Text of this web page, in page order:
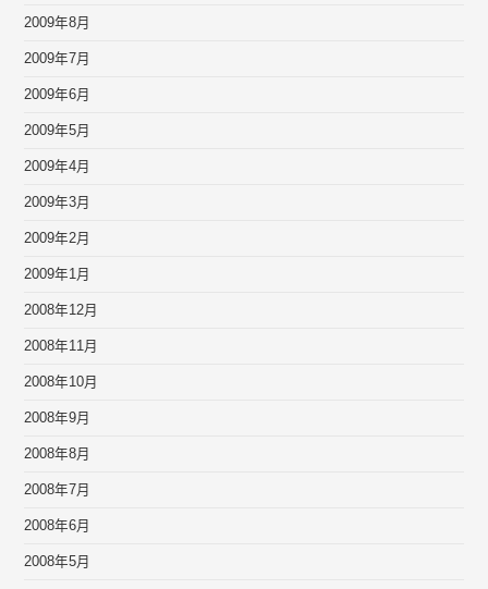
2009年8月
2009年7月
2009年6月
2009年5月
2009年4月
2009年3月
2009年2月
2009年1月
2008年12月
2008年11月
2008年10月
2008年9月
2008年8月
2008年7月
2008年6月
2008年5月